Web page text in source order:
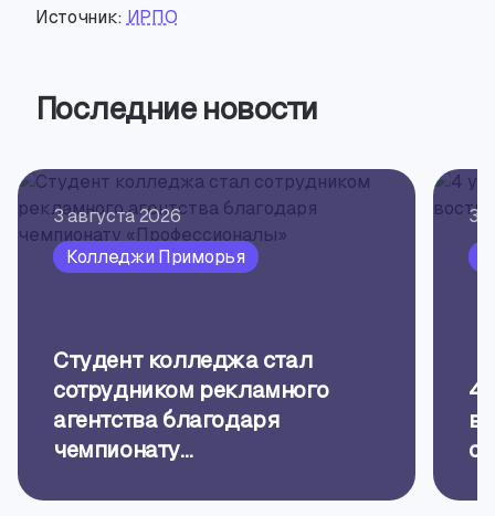
Источник: ИРПО
Последние новости
3 августа 2026
Колледжи Приморья
Студент колледжа стал
сотрудником рекламного
агентства благодаря
чемпионату
3
4